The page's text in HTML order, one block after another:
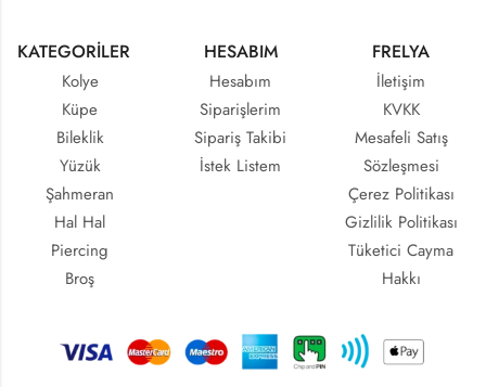
KATEGORİLER
Kolye
Küpe
Bileklik
Yüzük
Şahmeran
Hal Hal
Piercing
Broş
HESABIM
Hesabım
Siparişlerim
Sipariş Takibi
İstek Listem
FRELYA
İletişim
KVKK
Mesafeli Satış
Sözleşmesi
Çerez Politikası
Gizlilik Politikası
Tüketici Cayma
Hakkı